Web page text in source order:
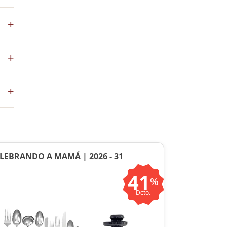
+
+
+
A MAMÁ | 2026 - 31
41 %
Dcto.